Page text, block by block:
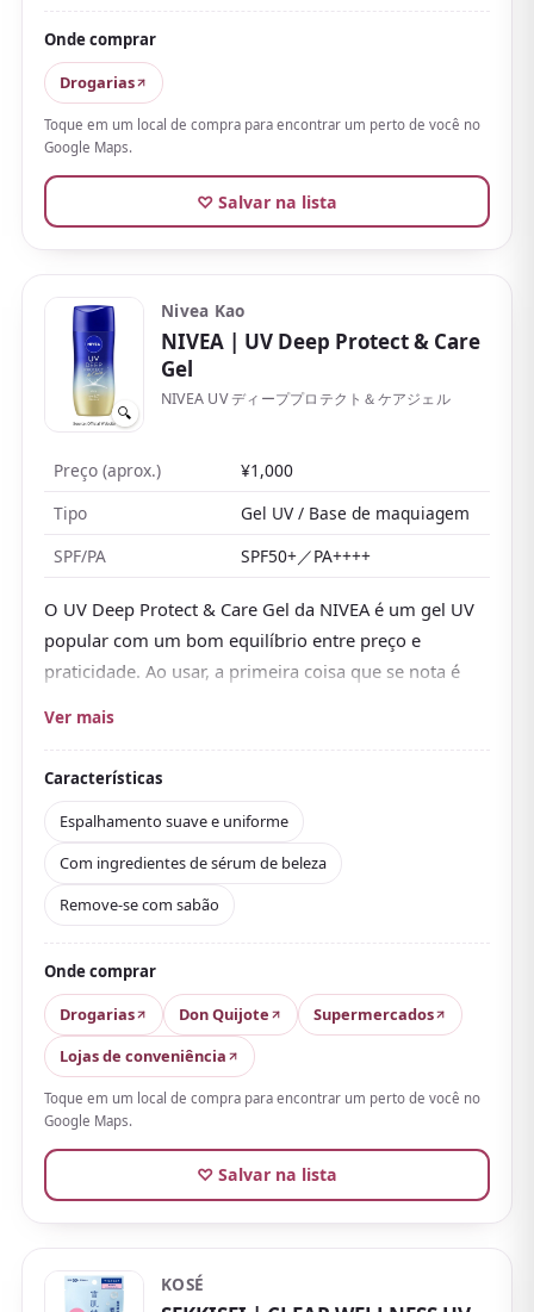
Além disso, é concebido em torno do cuidado com
ceramidas, então usa-se com conforto mesmo em
pele seca ou instável. Com sua formulação de baixa
irritação (sem filtros UV químicos, sem perfume, sem
álcool), também é popular no Japão entre quem tem
pele sensível.
Onde comprar
Drogarias
Toque em um local de compra para encontrar um perto de você no
Google Maps.
♡ Salvar na lista
🔍
Nivea Kao
NIVEA | UV Deep Protect & Care
Gel
NIVEA UV ディーププロテクト＆ケアジェル
Preço (aprox.)
¥1,000
Tipo
Gel UV / Base de maquiagem
SPF/PA
SPF50+／PA++++
O UV Deep Protect & Care Gel da NIVEA é um gel UV
popular com um bom equilíbrio entre preço e
praticidade. Ao usar, a primeira coisa que se nota é
Por ser em gel,desliza com suavidade e aplica-se
bem não só no rosto, mas também nos braços e no
pescoço, o que é bem prático no dia a dia de uma
viagem pelo Japão. Com SPF50+／PA++++, protege de
forma firme sem ser pesado e gruda relativamente
pouco.
Além disso, apesar da fórmula superresistente à água,
sai com um sabonete de limpeza facial, um detalhe
bem pensado. Também contém componentes de
sérum de beleza, entãoa pele não resseca
facilmente mesmo com o passar do tempo
ponto a favor.
Como o acabamento é mais luminoso, serve bem
para quem não gosta de protetores matte ou com
efeito empoado.
Ver mais
Características
Espalhamento suave e uniforme
Com ingredientes de sérum de beleza
Remove-se com sabão
Onde comprar
Drogarias
Don Quijote
Supermercados
Lojas de conveniência
Toque em um local de compra para encontrar um perto de você no
Google Maps.
♡ Salvar na lista
KOSÉ